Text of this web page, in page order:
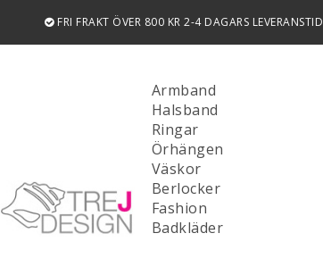
FRI FRAKT ÖVER 800 KR 2-4 DAGARS LEVERANSTID
Armband
Halsband
Ringar
Örhängen
Väskor
Berlocker
Fashion
Badkläder
SÖK